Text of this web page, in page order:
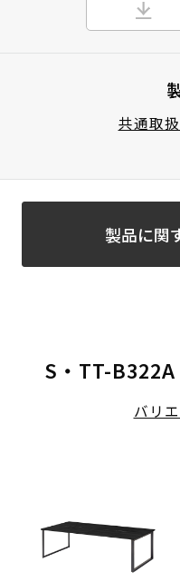
共通取
製品に関
S・TT-
バリ